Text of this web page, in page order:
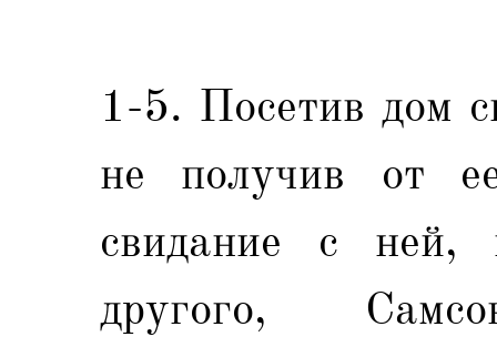
1-5. Посетив дом
не получив от
свидание с
другого,